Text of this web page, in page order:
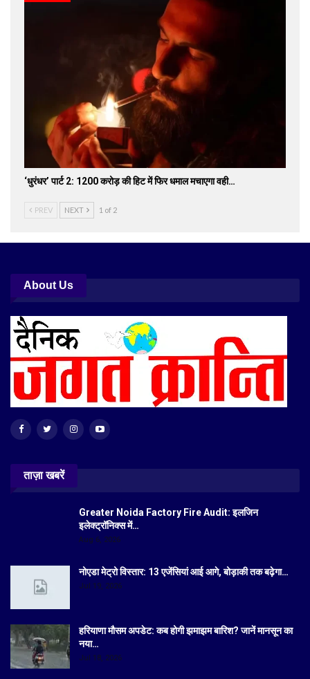
‘धुरंधर’ पार्ट 2: 1200 करोड़ की हिट में फिर धमाल मचाएगा वही…
PREV NEXT 1 of 2
About Us
ताज़ा खबरें
Greater Noida Factory Fire Audit: इलजिन
इलेक्ट्रॉनिक्स में…
Aug 6, 2026
नोएडा मेट्रो विस्तार: 13 एजेंसियां आई आगे, बोड़ाकी तक बढ़ेगा…
Jul 19, 2026
हरियाणा मौसम अपडेट: कब होगी झमाझम बारिश? जानें मानसून का
नया…
Jul 18, 2026